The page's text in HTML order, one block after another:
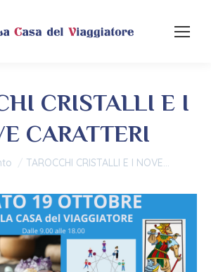
CRISTALLI E I
CARATTERI
TAROCCHI CRISTALLI E I NOVE…